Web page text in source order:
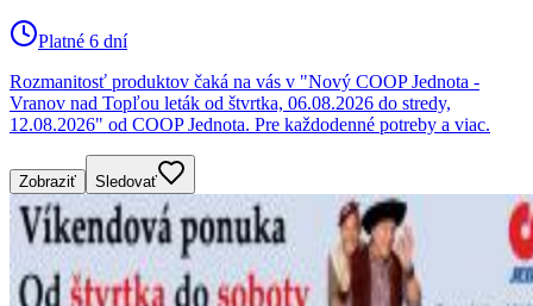
Platné 6 dní
Rozmanitosť produktov čaká na vás v "Nový COOP Jednota -
Vranov nad Topľou leták od štvrtka, 06.08.2026 do stredy,
12.08.2026" od COOP Jednota. Pre každodenné potreby a viac.
Zobraziť Sledovať